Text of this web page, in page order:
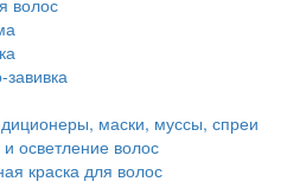
волос
маски, муссы, спреи
осветление волос
краска для волос